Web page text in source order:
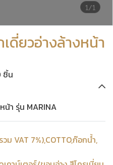
1/1
เดี่ยวอ่างล้างหน้า
ชิ้น
น้า รุ่น MARINA
ม VAT 7%),COTTO,ก๊อกน้ำ,